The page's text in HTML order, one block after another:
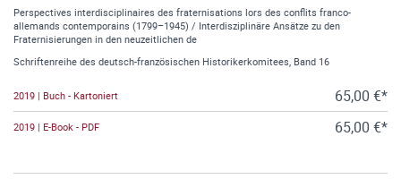
Perspectives interdisciplinaires des fraternisations lors des conflits franco-
allemands contemporains (1799–1945) / Interdisziplinäre Ansätze zu den
Fraternisierungen in den neuzeitlichen de
Schriftenreihe des deutsch-französischen Historikerkomitees, Band 16
2019 | Buch - Kartoniert 65,00 €*
2019 | E-Book - PDF 65,00 €*